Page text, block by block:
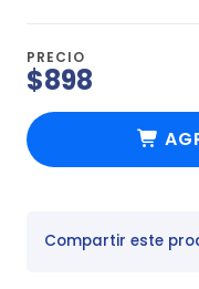
PRECIO
$898
Compartir este